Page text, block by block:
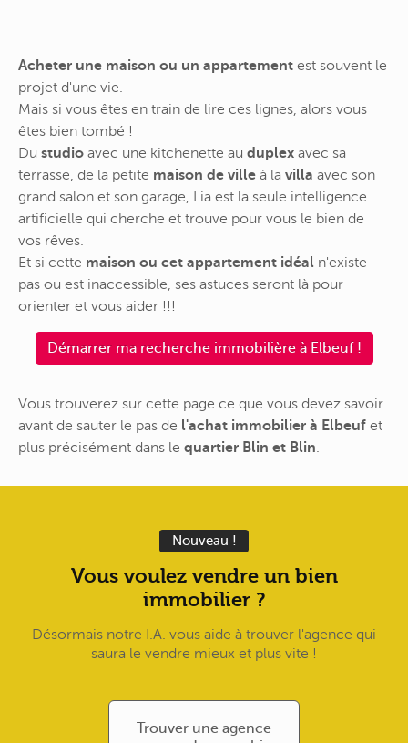
Acheter une maison ou un appartement est souvent le
projet d'une vie.
Mais si vous êtes en train de lire ces lignes, alors vous
êtes bien tombé !
Du studio avec une kitchenette au duplex avec sa
terrasse, de la petite maison de ville à la villa avec son
grand salon et son garage, Lia est la seule intelligence
artificielle qui cherche et trouve pour vous le bien de
vos rêves.
Et si cette maison ou cet appartement idéal n'existe
pas ou est inaccessible, ses astuces seront là pour
orienter et vous aider !!!
Démarrer ma recherche immobilière à Elbeuf !
Vous trouverez sur cette page ce que vous devez savoir
avant de sauter le pas de l'achat immobilier à Elbeuf et
plus précisément dans le quartier Blin et Blin.
Nouveau !
Vous voulez vendre un bien
immobilier ?
Désormais notre I.A. vous aide à trouver l'agence qui
saura le vendre mieux et plus vite !
Trouver une agence